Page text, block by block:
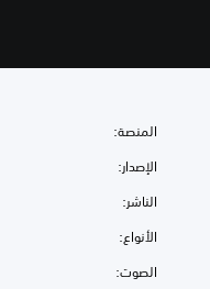
المنصة:
الإصدار:
الناشر:
الأنواع:
الصوت: